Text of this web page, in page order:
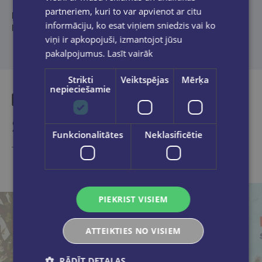
No angļu valodas tulkojis Rihards Ošenieks
Ilustrējis: Fiko Ossio
Similar products
Take a look
partneriem, kuri to var apvienot ar citu
informāciju, ko esat viņiem sniedzis vai ko
viņi ir apkopojuši, izmantojot jūsu
pakalpojumus. Lasīt vairāk
Strikti
nepieciešamie
Veiktspējas Mērķa
Funkcionalitātes Neklasificētie
PIEKRIST VISIEM
ATTEIKTIES NO VISIEM